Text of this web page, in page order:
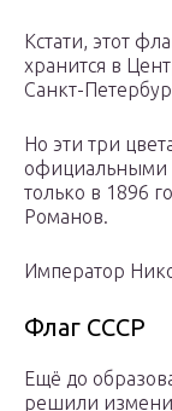
Кстати, этот
хранится в
Санкт-
Но эти три
официальными
только в 1896
Романов.
Император
Флаг СССР
Ещё до
решили